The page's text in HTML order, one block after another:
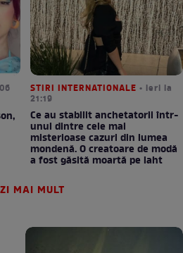
STIRI INTERNATIONALE • ieri la
21:19
Ce au stabilit anchetatorii într-
unul dintre cele mai
misterioase cazuri din lumea
mondenă. O creatoare de modă
a fost găsită moartă pe iaht
MAI MULT